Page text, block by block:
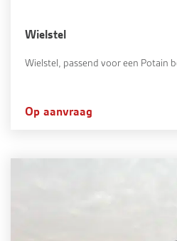
Wielstel
Wielstel, passend voor een Potain
Op aanvraag